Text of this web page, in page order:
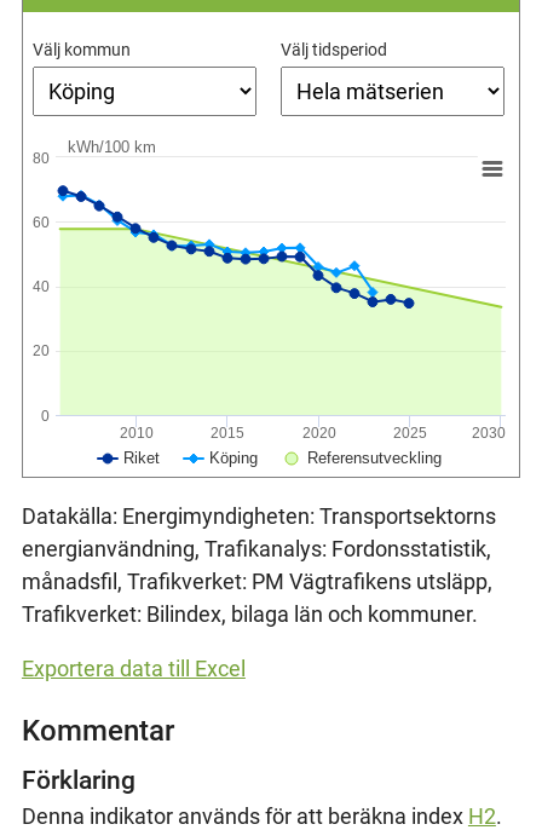
Välj kommun Välj tidsperiod
kWh/100 km
Riket Köping Referensutveckling
2010 2015 2020 2025 2030
0
20
40
60
80
Datakälla: Energimyndigheten: Transportsektorns
energianvändning, Trafikanalys: Fordonsstatistik,
månadsfil, Trafikverket: PM Vägtrafikens utsläpp,
Trafikverket: Bilindex, bilaga län och kommuner.
Exportera data till Excel
Kommentar
Förklaring
Denna indikator används för att beräkna index H2.